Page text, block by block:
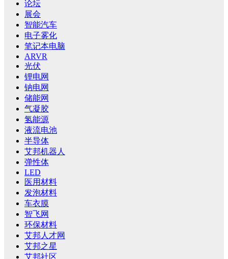
论坛
展会
智能汽车
电子雾化
笔记本电脑
ARVR
光伏
锂电网
钠电网
储能网
气凝胶
氢能源
液流电池
半导体
艾邦机器人
弹性体
LED
医用材料
发泡材料
车衣膜
智飞网
环保材料
艾邦人才网
艾邦之星
艾邦社区